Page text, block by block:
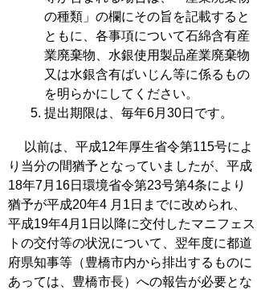
の種類」の欄にその旨を記載すると
ともに、各事項について石綿含有産
業廃棄物、水銀使用製品産業廃棄物
又は水銀含有ばいじん等に係るもの
を明らかにしてください。
提出期限は、毎年6月30日です。
以前は、平成12年厚生省令第115号によ
り当分の間猶予となっていましたが、平成
18年7月16日環境省令第23号第4条により
猶予が平成20年4 月1日までに改められ、
平成19年4月1日以降に交付したマニフェス
トの交付等の状況について、翌年度に都道
府県知事等（豊橋市内から排出するものに
あっては、豊橋市長）への報告が必要とな